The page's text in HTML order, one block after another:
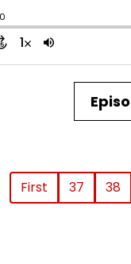
First 37 38